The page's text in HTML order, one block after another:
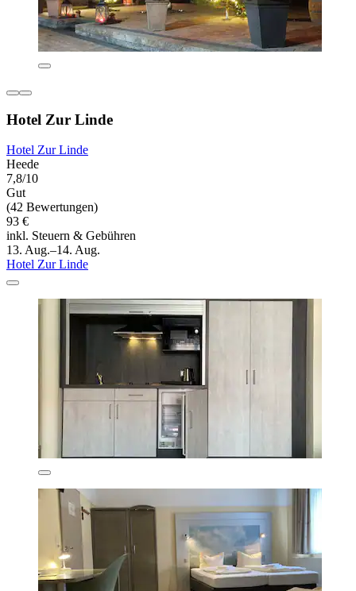
Hotel Zur Linde
Hotel Zur Linde
Heede
7,8/10
Gut
(42 Bewertungen)
93 €
inkl. Steuern & Gebühren
13. Aug.–14. Aug.
Hotel Zur Linde